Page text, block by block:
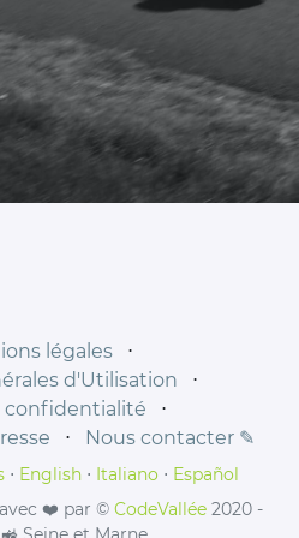
légales
⋅
d'Utilisation
⋅
confidentialité
⋅
⋅ Nous contacter ✎
⋅ English ⋅ Italiano ⋅ Español
❤️ par © CodeVallée 2020 -